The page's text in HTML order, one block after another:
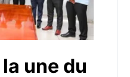
une du